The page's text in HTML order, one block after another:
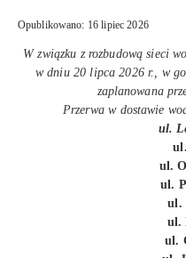
Opublikowano: 16 lipiec 2026
W związku z rozbudową sieci
w dniu 20 lipca 2026 r., w
zaplanowana
Przerwa w dostawie
ul.
ul.
ul.
ul.
ul.
ul.